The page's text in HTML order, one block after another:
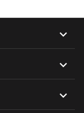


